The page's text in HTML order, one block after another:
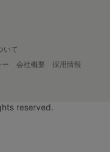
いて
ー 会社概要
採用情報
reserved.